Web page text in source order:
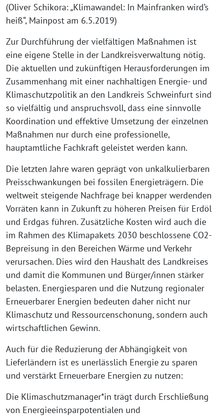
(Oliver Schikora: „Klimawandel: In Mainfranken wird’s
heiß“, Mainpost am 6.5.2019)
Zur Durchführung der vielfältigen Maßnahmen ist
eine eigene Stelle in der Landkreisverwaltung nötig.
Die aktuellen und zukünftigen Herausforderungen im
Zusammenhang mit einer nachhaltigen Energie- und
Klimaschutzpolitik an den Landkreis Schweinfurt sind
so vielfältig und anspruchsvoll, dass eine sinnvolle
Koordination und effektive Umsetzung der einzelnen
Maßnahmen nur durch eine professionelle,
hauptamtliche Fachkraft geleistet werden kann.
Die letzten Jahre waren geprägt von unkalkulierbaren
Preisschwankungen bei fossilen Energieträgern. Die
weltweit steigende Nachfrage bei knapper werdenden
Vorräten kann in Zukunft zu höheren Preisen für Erdöl
und Erdgas führen. Zusätzliche Kosten wird auch die
im Rahmen des Klimapakets 2030 beschlossene CO2-
Bepreisung in den Bereichen Wärme und Verkehr
verursachen. Dies wird den Haushalt des Landkreises
und damit die Kommunen und Bürger/innen stärker
belasten. Energiesparen und die Nutzung regionaler
Erneuerbarer Energien bedeuten daher nicht nur
Klimaschutz und Ressourcenschonung, sondern auch
wirtschaftlichen Gewinn.
Auch für die Reduzierung der Abhängigkeit von
Lieferländern ist es unerlässlich Energie zu sparen
und verstärkt Erneuerbare Energien zu nutzen:
Die Klimaschutzmanager*in trägt durch Erschließung
von Energieeinsparpotentialen und